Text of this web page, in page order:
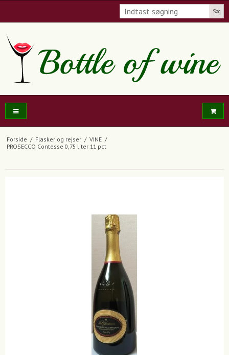
Søg
Forside / Flasker og rejser / VINE /
PROSECCO Contesse 0,75 liter 11 pct